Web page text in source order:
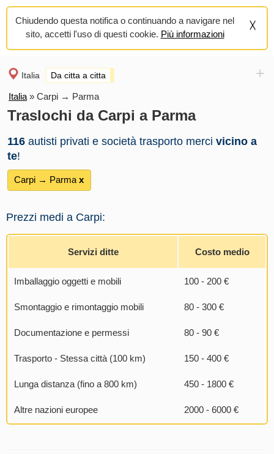
Chiudendo questa notifica o continuando a navigare nel
sito, accetti l'uso di questi cookie. Più informazioni
Italia Da citta a citta +
Italia » Carpi → Parma
Traslochi da Carpi a Parma
116 autisti privati e società trasporto merci vicino a
te!
Carpi → Parma х
Prezzi medi a Carpi:
Servizi ditte Costo medio
Imballaggio oggetti e mobili 100 - 200 €
Smontaggio e rimontaggio mobili 80 - 300 €
Documentazione e permessi 80 - 90 €
Trasporto - Stessa città (100 km) 150 - 400 €
Lunga distanza (fino a 800 km) 450 - 1800 €
Altre nazioni europee 2000 - 6000 €